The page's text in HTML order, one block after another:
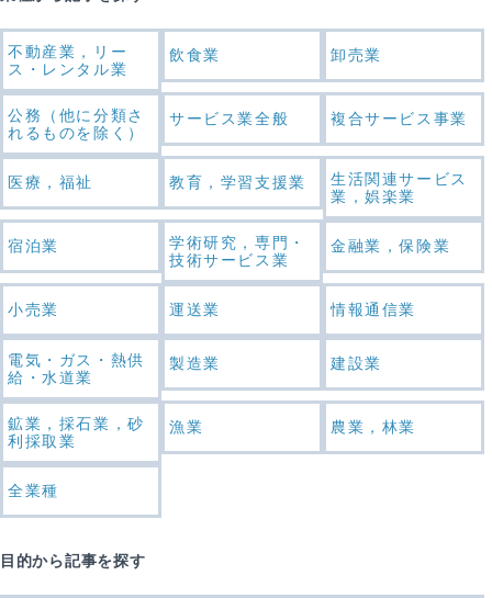
不動産業，リー
ス・レンタル業
飲食業 卸売業
公務（他に分類さ
れるものを除く）
サービス業全般 複合サービス事業
医療，福祉 教育，学習支援業
生活関連サービス
業，娯楽業
宿泊業
学術研究，専門・
技術サービス業
金融業，保険業
小売業 運送業 情報通信業
電気・ガス・熱供
給・水道業
製造業 建設業
鉱業，採石業，砂
利採取業
漁業 農業，林業
全業種
目的から記事を探す